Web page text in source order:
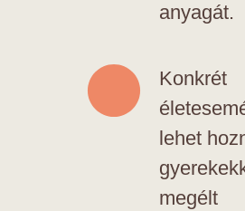
anyagát.
Konkrét
lehet
megélt